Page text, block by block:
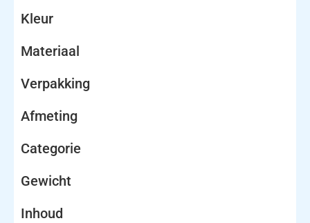
Kleur
Materiaal
Verpakking
Afmeting
Categorie
Gewicht
Inhoud